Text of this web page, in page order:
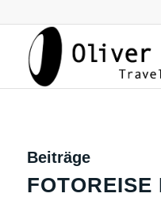
Beiträge
FOTOREISE